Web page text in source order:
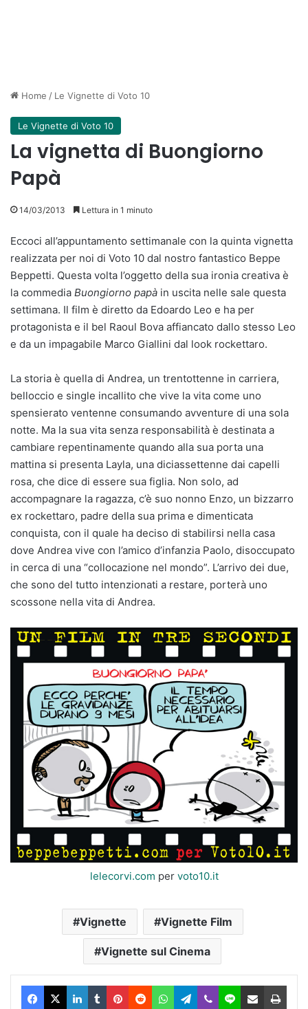
Home / Le Vignette di Voto 10
Le Vignette di Voto 10
La vignetta di Buongiorno
Papà
14/03/2013 Lettura in 1 minuto
Eccoci all’appuntamento settimanale con la quinta vignetta
realizzata per noi di Voto 10 dal nostro fantastico Beppe
Beppetti. Questa volta l’oggetto della sua ironia creativa è
la commedia Buongiorno papà in uscita nelle sale questa
settimana. Il film è diretto da Edoardo Leo e ha per
protagonista e il bel Raoul Bova affiancato dallo stesso Leo
e da un impagabile Marco Giallini dal look rockettaro.
La storia è quella di Andrea, un trentottenne in carriera,
belloccio e single incallito che vive la vita come uno
spensierato ventenne consumando avventure di una sola
notte. Ma la sua vita senza responsabilità è destinata a
cambiare repentinamente quando alla sua porta una
mattina si presenta Layla, una diciassettenne dai capelli
rosa, che dice di essere sua figlia. Non solo, ad
accompagnare la ragazza, c’è suo nonno Enzo, un bizzarro
ex rockettaro, padre della sua prima e dimenticata
conquista, con il quale ha deciso di stabilirsi nella casa
dove Andrea vive con l’amico d’infanzia Paolo, disoccupato
in cerca di una “collocazione nel mondo”. L’arrivo dei due,
che sono del tutto intenzionati a restare, porterà uno
scossone nella vita di Andrea.
lelecorvi.com per voto10.it
Vignette Vignette Film
Vignette sul Cinema
Facebook
X LinkedIn
TumblrPinterest
RedditWhatsAppTelegram
ViberLine Condividi via Email